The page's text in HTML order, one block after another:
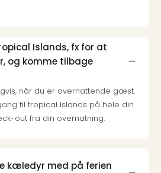
Islands, fx for at
og komme tilbage
når du er overnattende gæst.
til tropical Islands på hele din
out fra din overnatning.
kæledyr med på ferien